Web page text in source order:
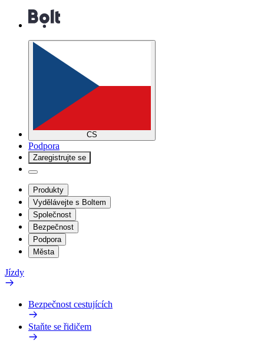
CS
Podpora
Zaregistrujte se
Produkty
Vydělávejte s Boltem
Společnost
Bezpečnost
Podpora
Města
Jízdy
Bezpečnost cestujících
Staňte se řidičem